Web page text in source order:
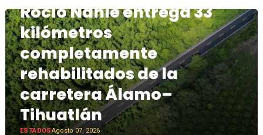
Rocío Nahle entrega 33
kilómetros
completamente
rehabilitados de la
carretera Álamo–
Tihuatlán
ESTADOSAgosto 07, 2026